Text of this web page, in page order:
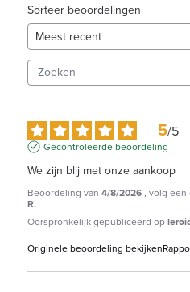
Sorteer beoordelingen
5/5
Gecontroleerde beoordeling
We zijn blij met onze aankoop
Beoordeling van 4/8/2026, volg een
R.
Oorspronkelijk gepubliceerd op
Originele beoordeling bekijken